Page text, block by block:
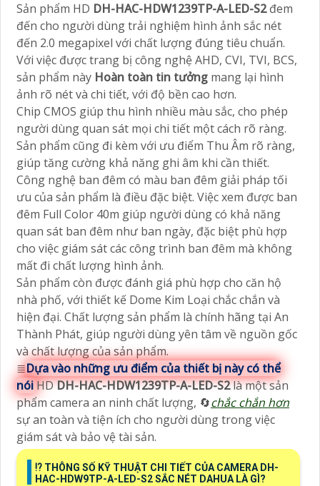
Sản phẩm HD DH-HAC-HDW1239TP-A-LED-S2đem
đến cho người dùng trải nghiệm hình ảnh sắc nét
đến 2.0 megapixel với chất lượng đúng tiêu chuẩn.
Với việc được trang bị công nghệ AHD, CVI, TVI, BCS,
sản phẩm này Hoàn toàn tin tưởng mang lại hình
ảnh rõ nét và chi tiết, với độ bền cao hơn.
Chip CMOS giúp thu hình nhiều màu sắc, cho phép
người dùng quan sát mọi chi tiết một cách rõ ràng.
Sản phẩm cũng đi kèm với ưu điểm Thu Âm rõ ràng,
giúp tăng cường khả năng ghi âm khi cần thiết.
Công nghệ ban đêm có màu ban đêm giải pháp tối
ưu của sản phẩm là điều đặc biệt. Việc xem được ban
đêm Full Color 40m giúp người dùng có khả năng
quan sát ban đêm như ban ngày, đặc biệt phù hợp
cho việc giám sát các công trình ban đêm mà không
mất đi chất lượng hình ảnh.
Sản phẩm còn được đánh giá phù hợp cho căn hộ
nhà phố, với thiết kế Dome Kim Loại chắc chắn và
hiện đại. Chất lượng sản phẩm là chính hãng tại An
Thành Phát, giúp người dùng yên tâm về nguồn gốc
và chất lượng của sản phẩm.
≣Dựa vào những ưu điểm của thiết bị này có thể
nóiHDDH-HAC-HDW1239TP-A-LED-S2là một sản
phẩm camera an ninh chất lượng, 🔄chắc chắn hơn
sự an toàn và tiện ích cho người dùng trong việc
giám sát và bảo vệ tài sản.
⁉️ THÔNG SỐ KỸ THUẬT CHI TIẾT CỦA CAMERA DH-
HAC-HDW9TP-A-LED-S2 SẮC NÉT DAHUA LÀ GÌ?